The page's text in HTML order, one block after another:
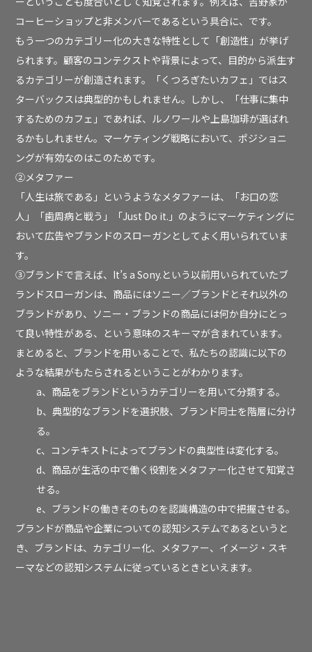
コーヒーショップと非メンバーであるという具合に、です。
もう一つのカテゴリー化の大きな特性として「創造性」が挙げ
られます。顧客のコンテクストや背景によって、目的から派生す
るカテゴリーが創造されます。「くつろぎたいカフェ」ではス
ターバックスは典型的かもしれません。しかし、「仕事に集中
するためのカフェ」であれば、ルノワールや上島珈琲が選ばれ
るかもしれません。マーケティング戦略において、ポジショニ
ングが有効なのはこのためです。
②メタファー
「人生は旅である」というようなメタファーは、「お口の恋
人」「歯周病と戦う」「Just Do it.」のようにマーケティングに
おいて広告やブランドのスローガンとしてよく用いられていま
す。
③ブランドで言えば、It’s a Sony.という以前用いられていたブ
ランドスローガンは、商品にはソニー／ブランドとそれ以外の
ブランドがあり、ソニー・ブランドの商品には何か自分にとっ
て良い特性がある、という意味のスキーマが含まれています。
まとめると、ブランドを用いることで、私たちの認識に以下の
ような結果がもたらされるということがわかります。
a、商品をブランドというカテゴリーを用いて分類する。
b、典型的なブランドを選択肢、ブランド同士を階層に分け
る。
c、コンテキストによってブランドの典型性は変化する。
d、商品が生活の中で働く役割をメタファー化させて知覚さ
せる。
e、ブランドの働きそのものを認識構造の中で把握させる。
ブランドが商品や企業についての認知システムであるというと
き、ブランドは、カテゴリー化、メタファー、イメージ・スキ
ーマなどの認知システムに従っているときといえます。